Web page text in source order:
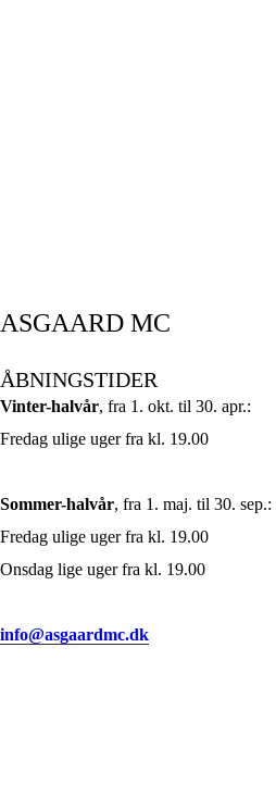
ASGAARD MC
ÅBNINGSTIDER
Vinter-halvår, fra 1. okt. til 30. apr.:
Fredag ulige uger fra kl. 19.00
Sommer-halvår, fra 1. maj. til 30. sep.:
Fredag ulige uger fra kl. 19.00
Onsdag lige uger fra kl. 19.00
info@asgaardmc.dk